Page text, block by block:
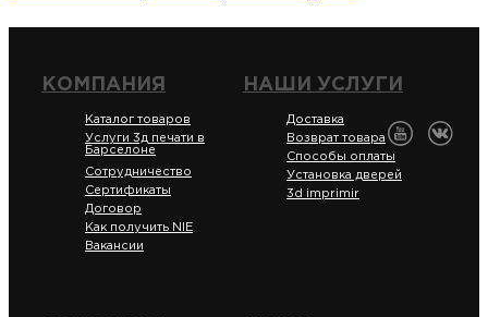
КОМПАНИЯ
Каталог товаров
Услуги 3д печати в
Барселоне
Сотрудничество
Сертификаты
Договор
Как получить NIE
Вакансии
НАШИ УСЛУГИ
Доставка
Возврат товара
Способы оплаты
Установка дверей
3d imprimir